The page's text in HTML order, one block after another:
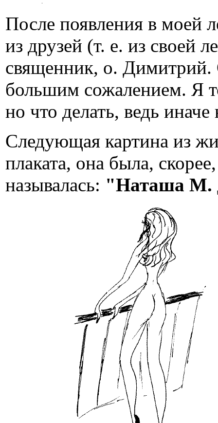
После появления в моей
из друзей (т. е. из своей
священник, о. Димитрий.
большим сожалением. Я
но что делать, ведь иначе
Следующая картина из
плаката, она была,
называлась: "Наташа М.